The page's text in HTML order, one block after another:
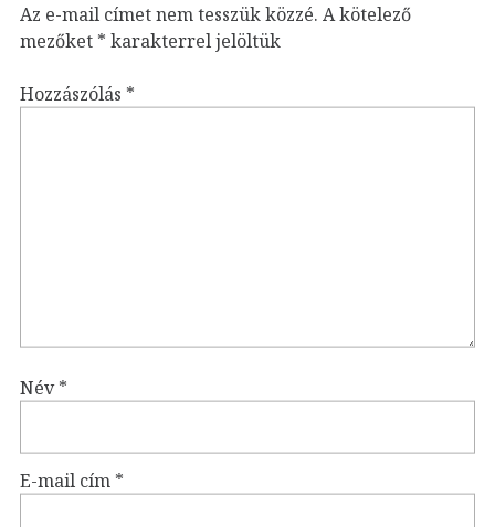
Az e-mail címet nem tesszük közzé. A kötelező
mezőket * karakterrel jelöltük
Hozzászólás *
Név*
E-mail cím *